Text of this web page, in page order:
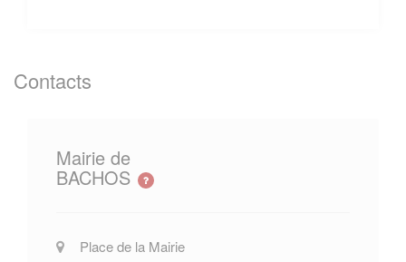
Contacts
Mairie de
BACHOS
Place de la Mairie